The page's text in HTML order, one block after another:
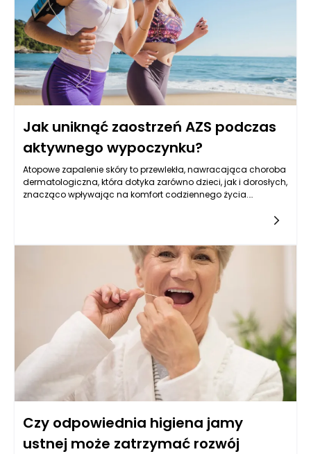
Jak uniknąć zaostrzeń AZS podczas
aktywnego wypoczynku?
Atopowe zapalenie skóry to przewlekła, nawracająca choroba
dermatologiczna, która dotyka zarówno dzieci, jak i dorosłych,
znacząco wpływając na komfort codziennego życia.
okresach aktywnego wypoczynku na świeżym powietrzu, kiedy
zaostrzenia objawów. Właściwe przygotowanie oraz
świadome podejmowanie decyzji przed każdym wyjściem na
plażę, w góry czy do lasu, pozwala osobom z atopowym
zapaleniem skóry nie tylko cieszyć się aktywnością fizyczną,
ale przede wszystkim chronić swoje zdrowie i samopoczucie.
Dobór odpowiedniego miejsca, unikanie skrajnych warunków
pogodowych oraz dbałość o indywidualne potrzeby to
elementy, które realnie przekładają się na komfort i
bezpieczeństwo podczas wypoczynku z AZS.
Czy odpowiednia higiena jamy
ustnej może zatrzymać rozwój